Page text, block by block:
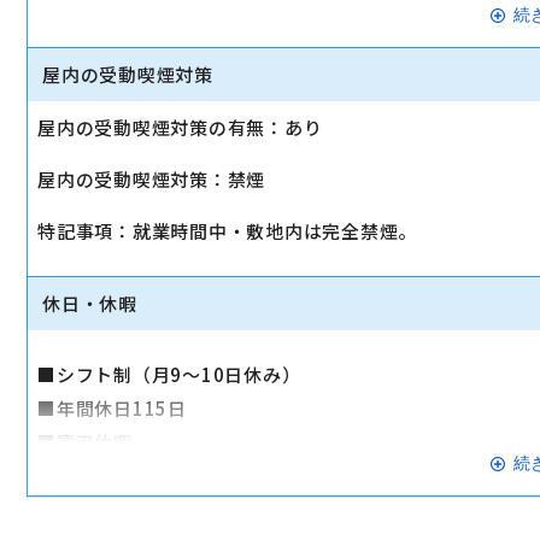
■交通費全額支給（月10万円まで）
■ソフトバンク認定資格試験制度
■持株制度《(株)ノジマ》
■退職金制度
■社員旅行（毎年1月、2月に実施）
■保養所制度
■自己啓発支援制度
約50種類の通信講座が無料で受講可。資格取得に至った
＜通信講座例＞
続
屋内の受動喫煙対策
屋内の受動喫煙対策の有無：あり
屋内の受動喫煙対策：禁煙
特記事項：就業時間中・敷地内は完全禁煙。
休日・休暇
■シフト制（月9～10日休み）
■年間休日115日
■慶弔休暇
続